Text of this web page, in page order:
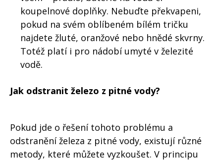
koupelnové doplňky. Nebuďte překvapeni,
pokud na svém oblíbeném bílém tričku
najdete žluté, oranžové nebo hnědé skvrny.
Totéž platí i pro nádobí umyté v železité
vodě.
Jak odstranit železo z pitné vody?
Pokud jde o řešení tohoto problému a
odstranění železa z pitné vody, existují různé
metody, které můžete vyzkoušet. V principu